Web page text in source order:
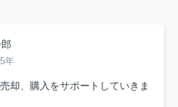
年
却、購入をサポートしていきま